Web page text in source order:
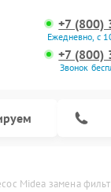
+7 (800)
Ежедневно, с
+7 (800)
Звонок
Midea замена